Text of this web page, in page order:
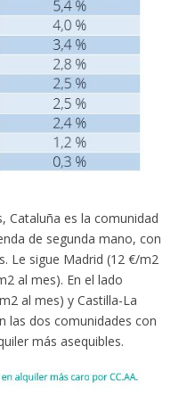
Cataluña es la comunidad
de segunda mano, con
Le sigue Madrid (12 €/m2
al mes). En el lado
al mes) y Castilla-La
las dos comunidades con
más asequibles.